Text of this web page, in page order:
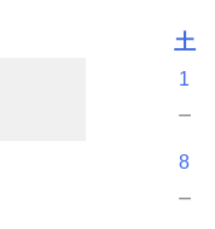
土
1
－
8
－